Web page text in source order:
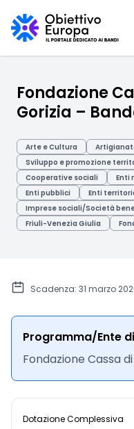
Fondazione
Gorizia –
Arte e Cultura
Sviluppo e promozione
Cooperative sociali
Enti
Enti pubblici
Enti
Imprese sociali/Società
Friuli-Venezia Giulia
Scadenza: 31 marzo
Programma/Ente
Fondazione Cassa
Dotazione Complessiva